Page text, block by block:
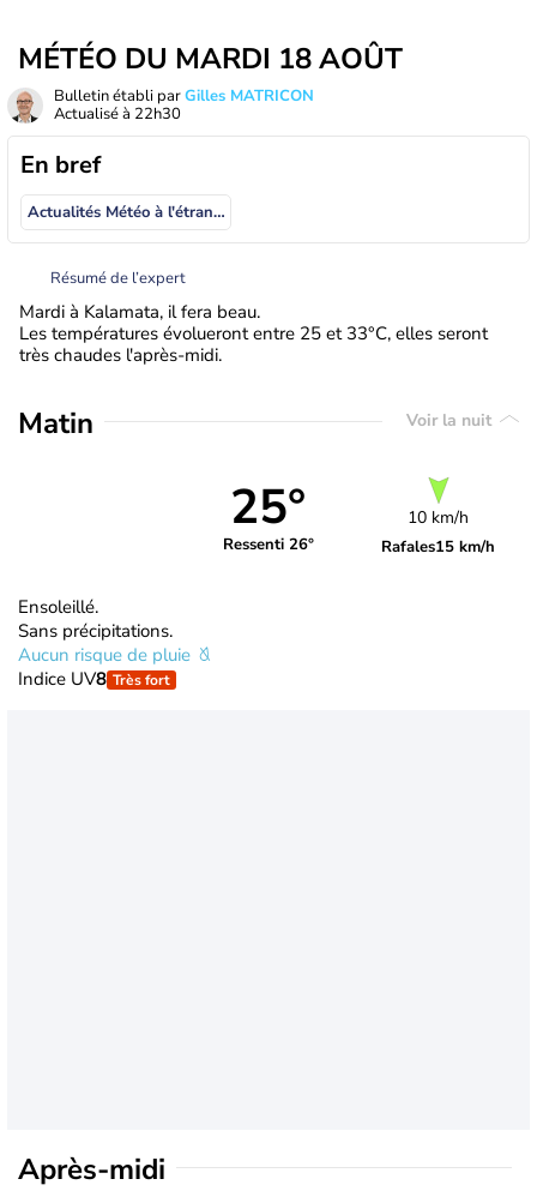
MÉTÉO DU MARDI 18 AOÛT
Bulletin établi parGilles MATRICON
Actualisé à 22h30
En bref
Actualités Météo à l'étranger
Résumé de l’expert
Mardi à Kalamata, il fera beau.
Les températures évolueront entre 25 et 33°C, elles seront
très chaudes l'après-midi.
Matin Voir la nuit
25°
Ressenti 26°
10 km/h
Rafales15 km/h
Ensoleillé.
Sans précipitations.
Aucun risque de pluie
Indice UV8 Très fort
Après-midi